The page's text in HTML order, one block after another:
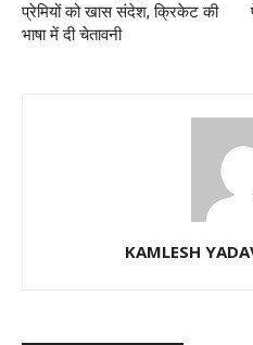
प्रेमियों को खास संदेश, क्रिकेट की
भाषा में दी चेतावनी
KAMLESH